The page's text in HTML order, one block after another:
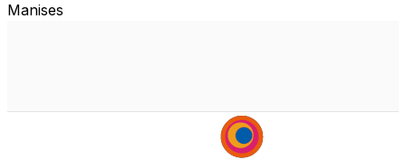
Manises